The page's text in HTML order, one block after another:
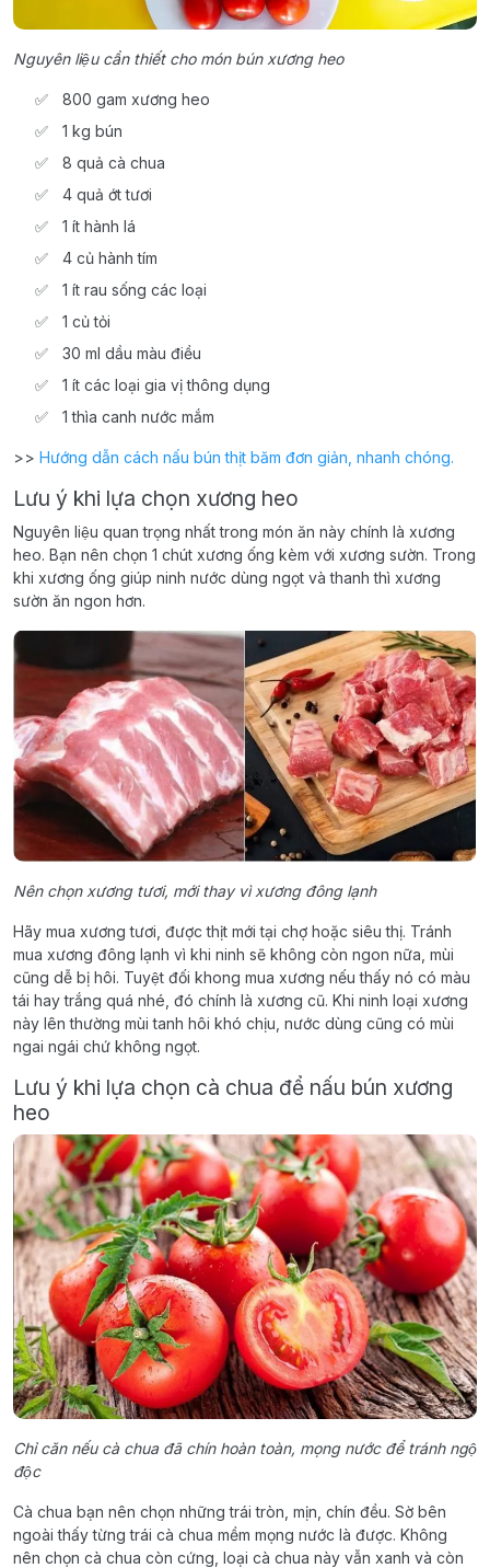
Nguyên liệu cần thiết cho món bún xương heo
800 gam xương heo
1 kg bún
8 quả cà chua
4 quả ớt tươi
1 ít hành lá
4 củ hành tím
1 ít rau sống các loại
1 củ tỏi
30 ml dầu màu điều
1 ít các loại gia vị thông dụng
1 thìa canh nước mắm
>> Hướng dẫn cách nấu bún thịt băm đơn giản, nhanh chóng.
Lưu ý khi lựa chọn xương heo
Nguyên liệu quan trọng nhất trong món ăn này chính là xương
heo. Bạn nên chọn 1 chút xương ống kèm với xương sườn. Trong
khi xương ống giúp ninh nước dùng ngọt và thanh thì xương
sườn ăn ngon hơn.
Nên chọn xương tươi, mới thay vì xương đông lạnh
Hãy mua xương tươi, được thịt mới tại chợ hoặc siêu thị. Tránh
mua xương đông lạnh vì khi ninh sẽ không còn ngon nữa, mùi
cũng dễ bị hôi. Tuyệt đối khong mua xương nếu thấy nó có màu
tái hay trắng quá nhé, đó chính là xương cũ. Khi ninh loại xương
này lên thường mùi tanh hôi khó chịu, nước dùng cũng có mùi
ngai ngái chứ không ngọt.
Lưu ý khi lựa chọn cà chua để nấu bún xương
heo
Chỉ căn nếu cà chua đã chín hoàn toàn, mọng nước để tránh ngộ
độc
Cà chua bạn nên chọn những trái tròn, mịn, chín đều. Sờ bên
ngoài thấy từng trái cà chua mềm mọng nước là được. Không
nên chọn cà chua còn cứng, loại cà chua này vẫn xanh và còn